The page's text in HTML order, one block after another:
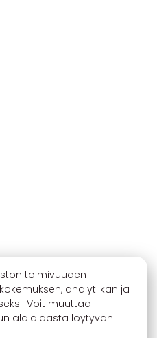
toimivuuden
analytiikan ja
Voit muuttaa
alalaidasta löytyvän